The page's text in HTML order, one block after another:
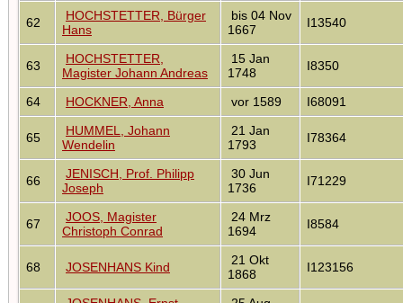
62
HOCHSTETTER, Bürger
Hans
bis 04 Nov
1667
I13540
63
HOCHSTETTER,
Magister Johann Andreas
15 Jan
1748
I8350
64 HOCKNER, Anna vor 1589 I68091
65
HUMMEL, Johann
Wendelin
21 Jan
1793
I78364
66
JENISCH, Prof. Philipp
Joseph
30 Jun
1736
I71229
67
JOOS, Magister
Christoph Conrad
24 Mrz
1694
I8584
68 JOSENHANS Kind
21 Okt
1868
I123156